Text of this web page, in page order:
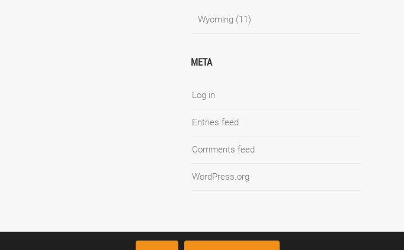
Wyoming (11)
META
Log in
Entries feed
Comments feed
WordPress.org